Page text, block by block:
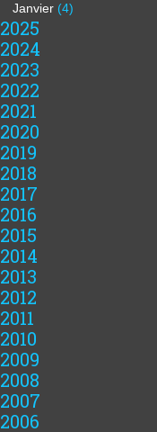
Janvier (4)
2025
2024
2023
2022
2021
2020
2019
2018
2017
2016
2015
2014
2013
2012
2011
2010
2009
2008
2007
2006